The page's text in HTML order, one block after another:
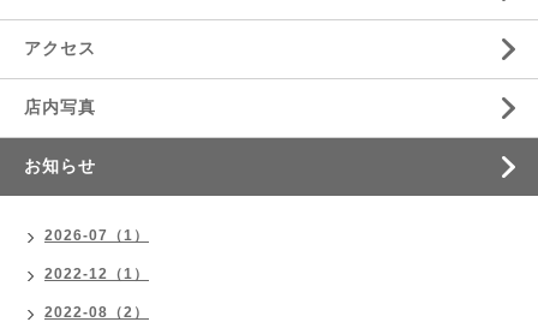
アクセス
店内写真
お知らせ
2026-07（1）
2022-12（1）
2022-08（2）